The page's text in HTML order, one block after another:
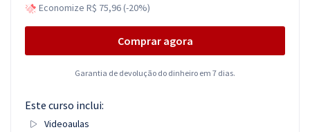
Economize R$ 75,96 (-20%)
Comprar agora
Garantia de devolução do dinheiro em 7 dias.
Este curso inclui:
Videoaulas